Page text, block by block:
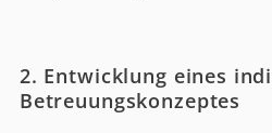
2. Entwicklung eines
Betreuungskonzeptes